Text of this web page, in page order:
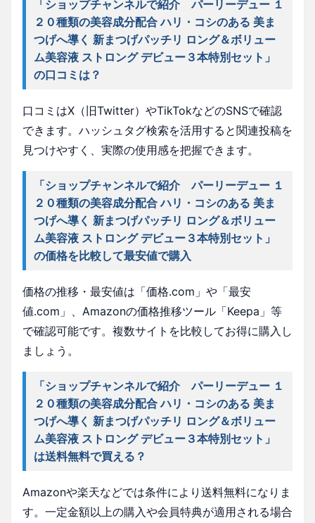
「ショップチャンネルで紹介 パーリーデュー １
２０種類の美容成分配合 ハリ・コシのある 美ま
つげへ導く 新まつげパッチリ ロング＆ボリュー
ム美容液 ストロング デビュー３本特別セット」
の口コミは？
口コミはX（旧Twitter）やTikTokなどのSNSで確認
できます。ハッシュタグ検索を活用すると関連投稿を
見つけやすく、実際の使用感を把握できます。
「ショップチャンネルで紹介 パーリーデュー １
２０種類の美容成分配合 ハリ・コシのある 美ま
つげへ導く 新まつげパッチリ ロング＆ボリュー
ム美容液 ストロング デビュー３本特別セット」
の価格を比較して最安値で購入
価格の推移・最安値は「価格.com」や「最安
値.com」、Amazonの価格推移ツール「Keepa」等
で確認可能です。複数サイトを比較してお得に購入し
ましょう。
「ショップチャンネルで紹介 パーリーデュー １
２０種類の美容成分配合 ハリ・コシのある 美ま
つげへ導く 新まつげパッチリ ロング＆ボリュー
ム美容液 ストロング デビュー３本特別セット」
は送料無料で買える？
Amazonや楽天などでは条件により送料無料になりま
す。一定金額以上の購入や会員特典が適用される場合